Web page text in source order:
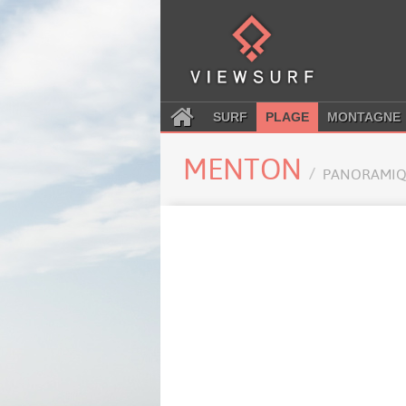
SURF PLAGE MONTAGNE
MENTON